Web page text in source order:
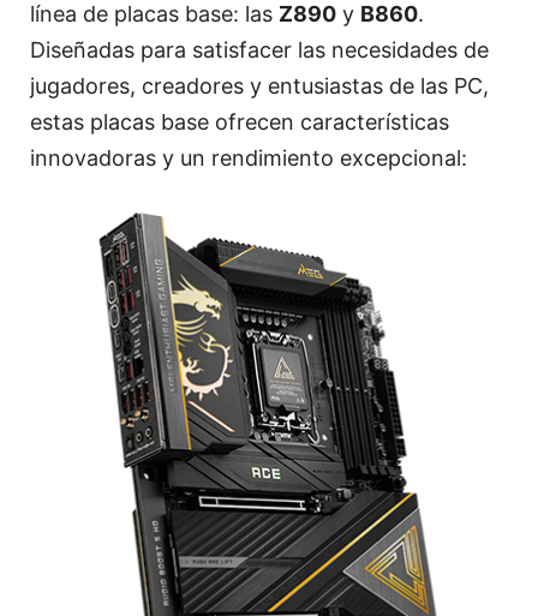
línea de placas base: las Z890 y B860.
Diseñadas para satisfacer las necesidades de
jugadores, creadores y entusiastas de las PC,
estas placas base ofrecen características
innovadoras y un rendimiento excepcional: